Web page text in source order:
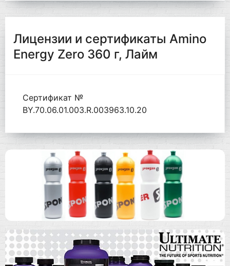
Лицензии и сертификаты Amino
Energy Zero 360 г, Лайм
Сертификат №
BY.70.06.01.003.R.003963.10.20